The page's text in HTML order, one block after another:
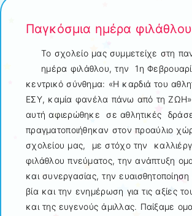
Παγκόσμια ημέρα φιλάθλου
Το σχολείο μας συμμετείχε στη
ημέρα φιλάθλου, την 1η
κεντρικό σύνθημα: «Η καρδιά του
ΕΣΥ, καμία φανέλα πάνω από τη
αυτή αφιερώθηκε σε αθλητικές
πραγματοποιήθηκαν στον προαύλιο
σχολείου μας, με στόχο την
φιλάθλου πνεύματος, την ανάπτυξη
και συνεργασίας, την ευαισθητοποίηση
βία και την ενημέρωση για τις αξίες
και της ευγενούς άμιλλας. Παίξαμε